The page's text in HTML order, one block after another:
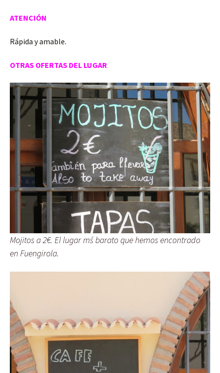
ATENCIÓN
Rápida y amable.
OTRAS OFERTAS DEL LUGAR
Mojitos a 2€. El lugar mś barato que hemos encontrado
en Fuengirola.